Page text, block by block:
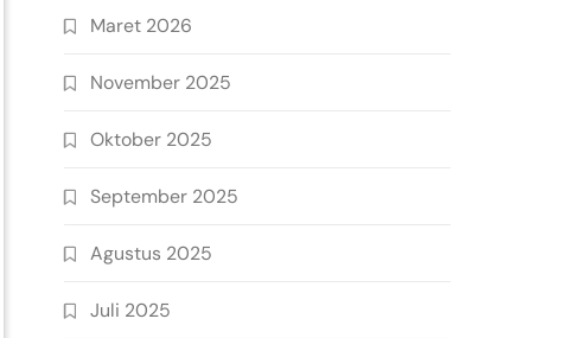
Maret 2026
November 2025
Oktober 2025
September 2025
Agustus 2025
Juli 2025